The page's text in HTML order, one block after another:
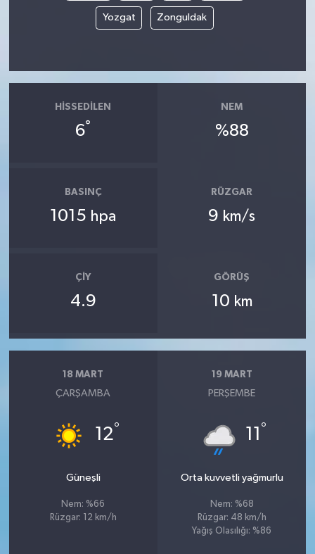
Yozgat Zonguldak
HISSEDILEN
6°
NEM
%88
BASINÇ
1015 hpa
RÜZGAR
9 km/s
ÇIY
4.9
GÖRÜŞ
10 km
18 MART
ÇARŞAMBA
12°
Güneşli
Nem: %66
Rüzgar: 12 km/h
19 MART
PERŞEMBE
11 °
Orta kuvvetli yağmurlu
Nem: %68
Rüzgar: 48 km/h
Yağış Olasılığı: %86